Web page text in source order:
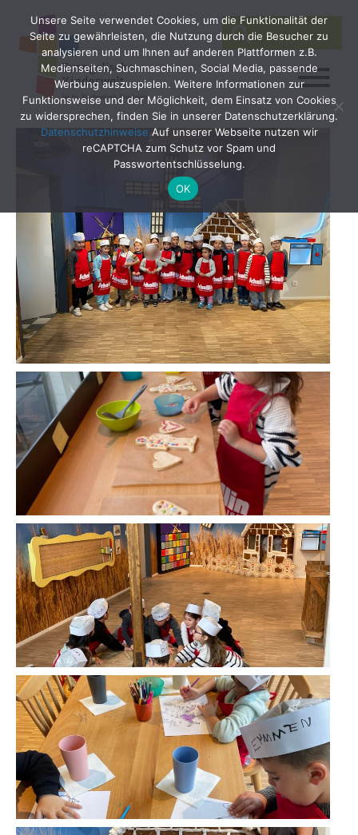
Search
for:
SEARCH
Unsere Seite verwendet Cookies, um die Funktionalität der
Seite zu gewährleisten, die Nutzung durch die Besucher zu
analysieren und um Ihnen auf anderen Plattformen z.B.
Medienseiten, Suchmaschinen, Social Media, passende
Werbung auszuspielen. Weitere Informationen zur
Funktionsweise und der Möglichkeit, dem Einsatz von Cookies
zu widersprechen, finden Sie in unserer Datenschutzerklärung.
Datenschutzhinweise Auf unserer Webseite nutzen wir
reCAPTCHA zum Schutz vor Spam und
Passwortentschlüsselung.
OK